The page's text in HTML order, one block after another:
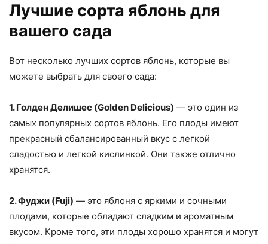
Лучшие сорта яблонь для
вашего сада
Вот несколько лучших сортов яблонь, которые вы
можете выбрать для своего сада:
1. Голден Делишес (Golden Delicious) — это один из
самых популярных сортов яблонь. Его плоды имеют
прекрасный сбалансированный вкус с легкой
сладостью и легкой кислинкой. Они также отлично
хранятся.
2. Фуджи (Fuji) — это яблоня с яркими и сочными
плодами, которые обладают сладким и ароматным
вкусом. Кроме того, эти плоды хорошо хранятся и могут